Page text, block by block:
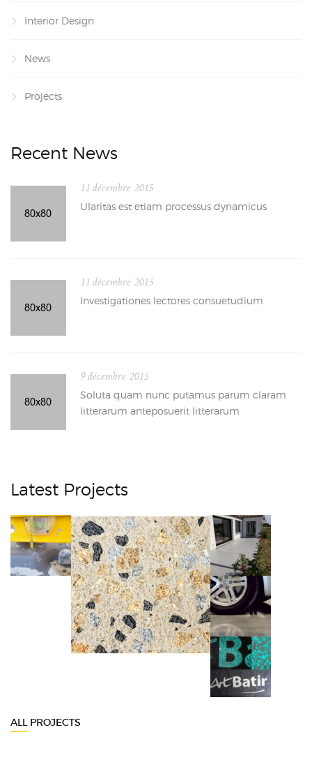
Interior Design
News
Projects
Recent News
11 décembre 2015
Ularitas est etiam processus dynamicus
11 décembre 2015
Investigationes lectores consuetudium
9 décembre 2015
Soluta quam nunc putamus parum claram
litterarum anteposuerit litterarum
Latest Projects
ALL PROJECTS